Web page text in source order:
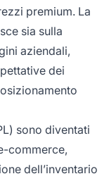
premium. La
sia sulla
aziendali,
dei
sono diventati
commerce,
dell’inventario